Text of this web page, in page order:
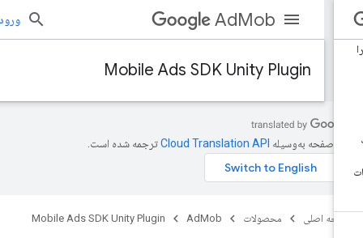
AdMob ورود به
Mobile Ads SDK Unity Plugin
صفحه به‌وسیله ترجمه شده است.
اصلی محصولات AdMob
Mobile Ads SDK Unity Plugin